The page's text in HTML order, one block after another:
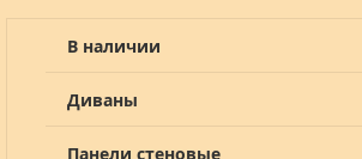
В наличии
Диваны
Панели стеновые